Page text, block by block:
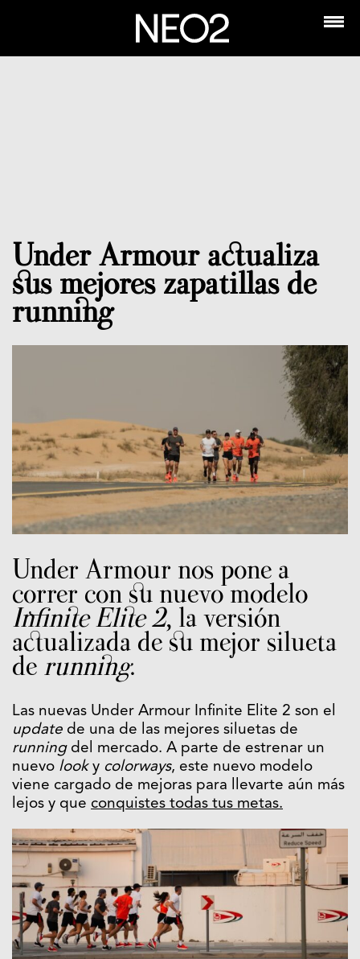
Under Armour actualiza
sus mejores zapatillas de
running
Under Armour nos pone a
correr con su nuevo modelo
Infinite Elite 2, la versión
actualizada de su mejor silueta
de running.
Las nuevas Under Armour Infinite Elite 2 son el
update de una de las mejores siluetas de
runningdel mercado. A parte de estrenar un
nuevo looky colorways, este nuevo modelo
viene cargado de mejoras para llevarte aún más
lejos y que conquistes todas tus metas.